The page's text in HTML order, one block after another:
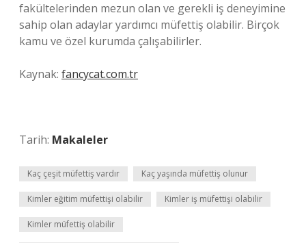
fakültelerinden mezun olan ve gerekli iş deneyimine
sahip olan adaylar yardımcı müfettiş olabilir. Birçok
kamu ve özel kurumda çalışabilirler.
Kaynak: fancycat.com.tr
Tarih: Makaleler
Kaç çeşit müfettiş vardır Kaç yaşında müfettiş olunur
Kimler eğitim müfettişi olabilir Kimler iş müfettişi olabilir
Kimler müfettiş olabilir